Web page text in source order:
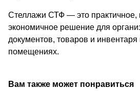
Стеллажи СТФ — это практичное,
экономичное решение для
документов, товаров и
помещениях.
Вам также может понравиться